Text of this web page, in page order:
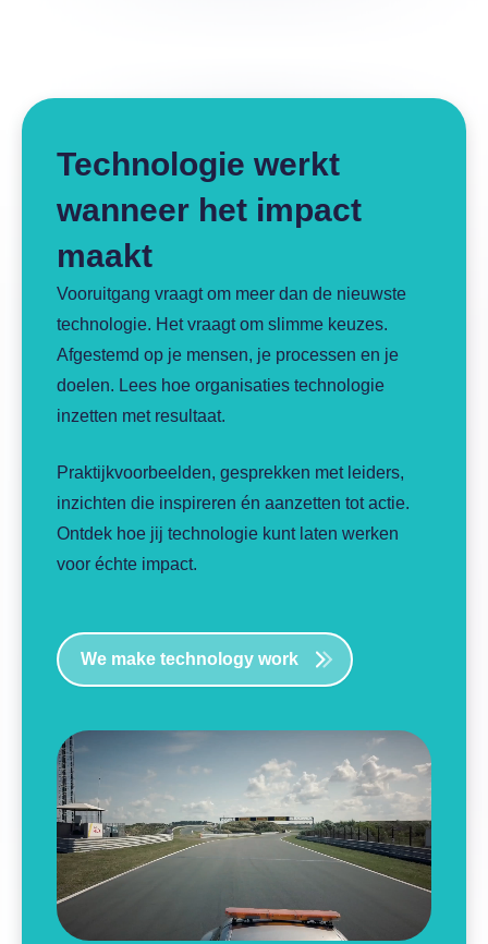
Technologie werkt
wanneer het impact
maakt
Vooruitgang vraagt om meer dan de nieuwste
technologie. Het vraagt om slimme keuzes.
Afgestemd op je mensen, je processen en je
doelen. Lees hoe organisaties technologie
inzetten met resultaat.
Praktijkvoorbeelden, gesprekken met leiders,
inzichten die inspireren én aanzetten tot actie.
Ontdek hoe jij technologie kunt laten werken
voor échte impact.
We make technology work